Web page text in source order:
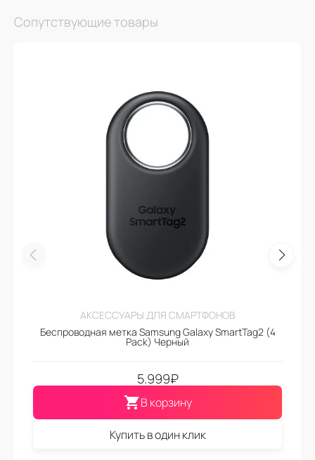
Сопутствующие товары
АКСЕССУАРЫ ДЛЯ СМАРТФОНОВ
Беспроводная метка Samsung Galaxy SmartTag2 (4
Pack) Черный
5.999₽
В корзину
Купить в один клик